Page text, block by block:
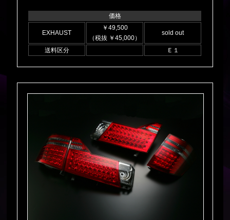
価格
EXHAUST
￥49,500
（税抜 ￥45,000）
sold out
送料区分 Ｅ１